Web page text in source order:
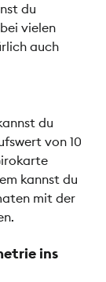
du
vielen
auch
du
von 10
kannst du
mit der
ins